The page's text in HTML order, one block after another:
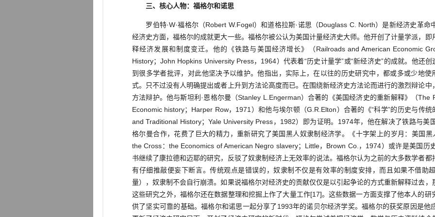
三、核心人物：福格尔和诺思
罗伯特·W·福格尔（Robert W.Fogel）和道格拉斯·诺思（Douglass C. North）是新经济史革命
经济史方面，福格尔的成就更大一些。福格尔被公认为美国计量经济史大师。他开创了计量学派，
释经济发展和制度变迁。他的《铁路与美国经济增长》（Railroads and American Economic
History；John Hopkins University Press，1964）代表着“历史计量学”或“新经济史”的成就。他还创
到很多学者批评，对此他坚决予以维护。他指出，实际上，在以往的历史研究中，都或多或少地使
式。只不过没有人明确提出或者上升到方法论高度而已。在围绕新经济史方法论而进行的激烈辩论
方法辩护。他与斯坦利·恩格尔曼（Stanley L.Engerman）合著的《美国经济史的重新解释》（The
Economic history；Harper Row，1971）和他与埃尔顿（G.R.Elton）合著的《“科学”的历史与传统
and Traditional History；Yale University Press，1982）即为证明。1974年，他在解决了铁路与美
格尔曼合作，花费了巨大的精力，重新研究了美国黑人奴隶制经济学。《十字架上的岁月：美国
the Cross：the Economics of American Negro slavery；Little，Brown Co.，1974）或许是美国历
书继续了康拉德和迈耶的研究，反驳了奴隶制经济上无效率的说法。福格尔认为之前的大多数学者
有仔细推敲便妄下断言。传统观点是错误的，奴隶制不仅是有效率的制度安排，而且如果不借助
量），奴隶制不会自行崩溃。如果说福格尔对经济史的贡献仅仅是以引起争论的方式重新解释过去
这些研究之外，福格尔还在数据整理和挖掘上作了大量工作[17]。这些数据一方面支撑了他本人的研
供了坚实可靠的基础。福格尔和诺思一起分享了1993年的诺贝尔经济学奖。福格尔的获奖原因是他